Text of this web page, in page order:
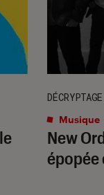
New
épopée
DÉCRYPTAGE
Musique